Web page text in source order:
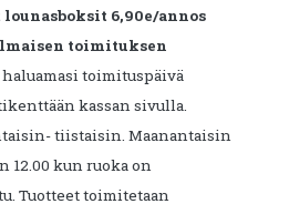
lounasboksit 6,90e/annos
toimituksen
toimituspäivä
kassan sivulla.
tiistaisin. Maanantaisin
12.00 kun ruoka on
Tuotteet toimitetaan